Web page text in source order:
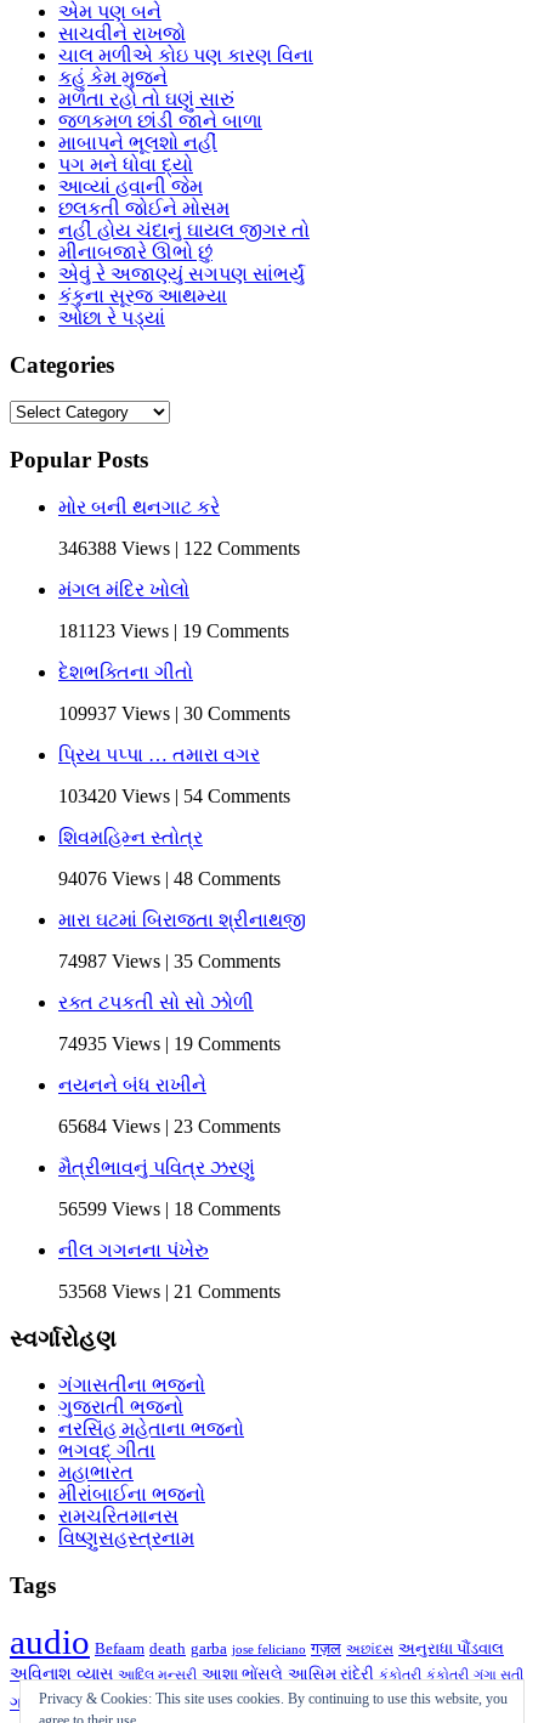
એમ પણ બને
સાચવીને રાખજો
ચાલ મળીએ કોઇ પણ કારણ વિના
કહું કેમ મુજને
મળતા રહો તો ઘણું સારું
જળકમળ છાંડી જાને બાળા
માબાપને ભૂલશો નહીં
પગ મને ધોવા દ્યો
આવ્યાં હવાની જેમ
છલકતી જોઈને મોસમ
નહીં હોય ચંદાનું ઘાયલ જીગર તો
મીનાબજારે ઊભો છું
એવું રે અજાણ્યું સગપણ સાંભર્યું
કંકુના સૂરજ આથમ્યા
ઓછા રે પડ્યાં
Categories
Categories
Popular Posts
મોર બની થનગાટ કરે
346388 Views | 122 Comments
મંગલ મંદિર ખોલો
181123 Views | 19 Comments
દેશભક્તિના ગીતો
109937 Views | 30 Comments
પ્રિય પપ્પા … તમારા વગર
103420 Views | 54 Comments
શિવમહિમ્ન સ્તોત્ર
94076 Views | 48 Comments
મારા ઘટમાં બિરાજતા શ્રીનાથજી
74987 Views | 35 Comments
રક્ત ટપકતી સો સો ઝોળી
74935 Views | 19 Comments
નયનને બંધ રાખીને
65684 Views | 23 Comments
મૈત્રીભાવનું પવિત્ર ઝરણું
56599 Views | 18 Comments
નીલ ગગનના પંખેરુ
53568 Views | 21 Comments
સ્વર્ગારોહણ
ગંગાસતીના ભજનો
ગુજરાતી ભજનો
નરસિંહ મહેતાના ભજનો
ભગવદ્ ગીતા
મહાભારત
મીરાંબાઈના ભજનો
રામચરિતમાનસ
વિષ્ણુસહસ્ત્રનામ
Tags
audio Befaam death garba jose feliciano गज़ल અછાંદસ અનુરાધા પૌંડવાલ
અવિનાશ વ્યાસ આદિલ મન્સૂરી આશા ભોંસલે આસિમ રાંદેરી કંકોતરી કંકોત્રી ગંગા સતી
ગઝલ ગઝલ ગની દહીંવાલા ગીત ગુજરાતી ગુજરાતી ગઝલ ગુજરાતી
Privacy & Cookies: This site uses cookies. By continuing to use this website, you